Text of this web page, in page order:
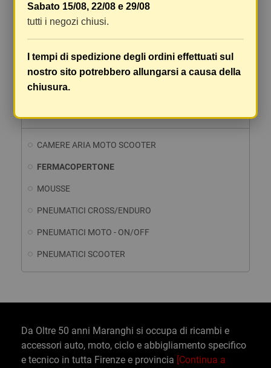
PNEUMATICI MOTO E SCOOTER
CAMERE ARIA MOTO SCOOTER
FERMACOPERTONE
MOUSSE
PNEUMATICI CROSS/ENDURO
PNEUMATICI MOTO - ON/OFF
PNEUMATICI SCOOTER
COMPRA
Visualizzati 1-8 su 8 articoli
Sabato 15/08, 22/08 e 29/08
tutti i negozi chiusi.
I tempi di spedizione degli ordini effettuati sul
nostro sito potrebbero allungarsi a causa della
chiusura.
Da Oltre 50 anni Maranghi si occupa di ricambi e
accessori auto, moto, ciclo e abbigliamento specifico
e tecnico in tutta Firenze e provincia [Continua a